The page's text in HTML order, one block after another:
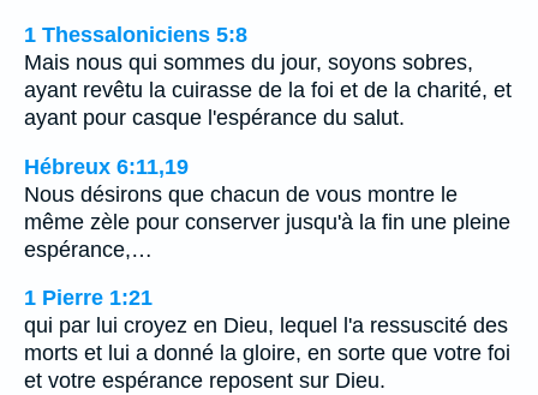
1 Thessaloniciens 5:8
Mais nous qui sommes du jour, soyons sobres,
ayant revêtu la cuirasse de la foi et de la charité, et
ayant pour casque l'espérance du salut.
Hébreux 6:11,19
Nous désirons que chacun de vous montre le
même zèle pour conserver jusqu'à la fin une pleine
espérance,…
1 Pierre 1:21
qui par lui croyez en Dieu, lequel l'a ressuscité des
morts et lui a donné la gloire, en sorte que votre foi
et votre espérance reposent sur Dieu.